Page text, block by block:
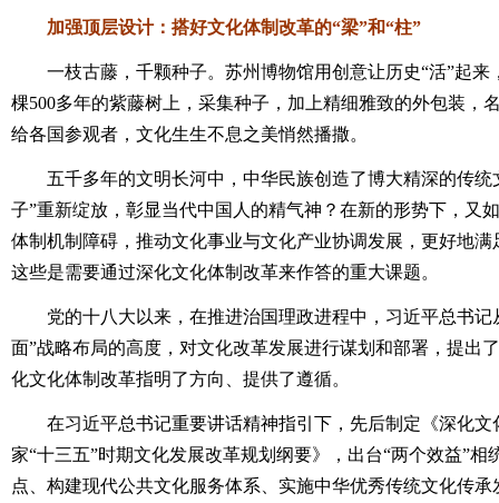
加强顶层设计： 搭好文化体制改革的“梁”和“柱”
一枝古藤，千颗种子。苏州博物馆用创意让历史“活”起来
棵500多年的紫藤树上，采集种子，加上精细雅致的外包装，
给各国参观者，文化生生不息之美悄然播撒。
五千多年的文明长河中，中华民族创造了博大精深的传统
子”重新绽放，彰显当代中国人的精气神？在新的形势下，又
体制机制障碍，推动文化事业与文化产业协调发展，更好地
这些是需要通过深化文化体制改革来作答的重大课题。
党的十八大以来，在推进治国理政进程中，习近平总书记
面”战略布局的高度，对文化改革发展进行谋划和部署，提出
化文化体制改革指明了方向、提供了遵循。
在习近平总书记重要讲话精神指引下，先后制定《深化文
家“十三五”时期文化发展改革规划纲要》，出台“两个效益”
点、构建现代公共文化服务体系、实施中华优秀传统文化传